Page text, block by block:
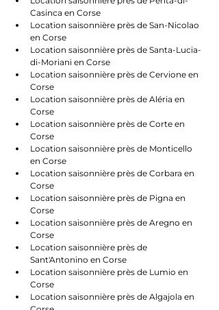
Casinca en Corse
Location saisonnière près de San-Nicolao
en Corse
Location saisonnière près de Santa-Lucia-
di-Moriani en Corse
Location saisonnière près de Cervione en
Corse
Location saisonnière près de Aléria en
Corse
Location saisonnière près de Corte en
Corse
Location saisonnière près de Monticello
en Corse
Location saisonnière près de Corbara en
Corse
Location saisonnière près de Pigna en
Corse
Location saisonnière près de Aregno en
Corse
Location saisonnière près de
Sant'Antonino en Corse
Location saisonnière près de Lumio en
Corse
Location saisonnière près de Algajola en